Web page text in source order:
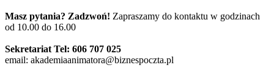
Masz pytania? Zadzwoń! Zapraszamy do kontaktu w godzinach
od 10.00 do 16.00
Sekretariat Tel: 606 707 025
email: akademiaanimatora@biznespoczta.pl